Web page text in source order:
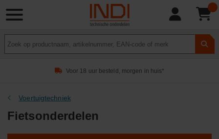
Voor 18 uur besteld, morgen in huis*
Voertuigtechniek
Fietsonderdelen